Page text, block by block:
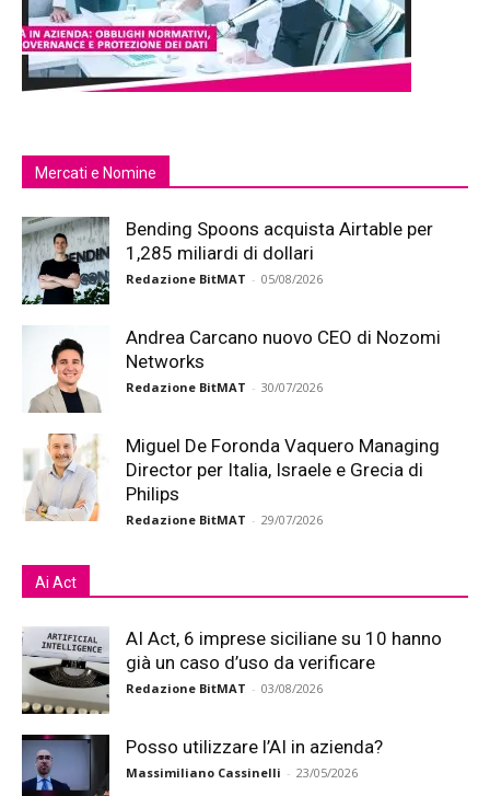
Mercati e Nomine
Bending Spoons acquista Airtable per
1,285 miliardi di dollari
Redazione BitMAT - 05/08/2026
Andrea Carcano nuovo CEO di Nozomi
Networks
Redazione BitMAT - 30/07/2026
Miguel De Foronda Vaquero Managing
Director per Italia, Israele e Grecia di
Philips
Redazione BitMAT - 29/07/2026
Ai Act
AI Act, 6 imprese siciliane su 10 hanno
già un caso d’uso da verificare
Redazione BitMAT - 03/08/2026
Posso utilizzare l’AI in azienda?
Massimiliano Cassinelli - 23/05/2026